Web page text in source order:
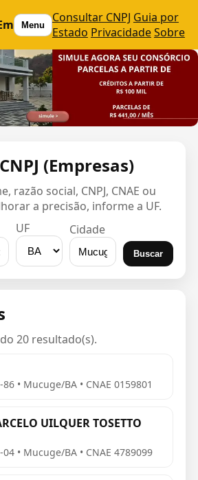
Menu Consultar CNPJ Guia por
Estado PrivacidadeSobre
(Empresas)
razão social, CNPJ, CNAE ou
a precisão, informe a UF.
UF Cidade
Buscar
20 resultado(s).
• Mucuge/BA • CNAE 0159801
UILQUER TOSETTO
• Mucuge/BA • CNAE 4789099